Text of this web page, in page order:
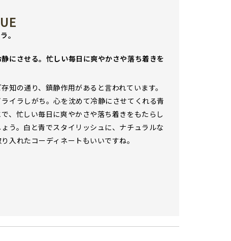
。
にさせる。忙しい毎日に爽やかさや落ち着きを
知の通り、鎮静作用があると言われています。
イラしがち。心を沈めて冷静にさせてくれる青
、忙しい毎日に爽やかさや落ち着きをもたらし
う。白と青でスタイリッシュに、ナチュラルな
入れたコーディネートもいいですね。